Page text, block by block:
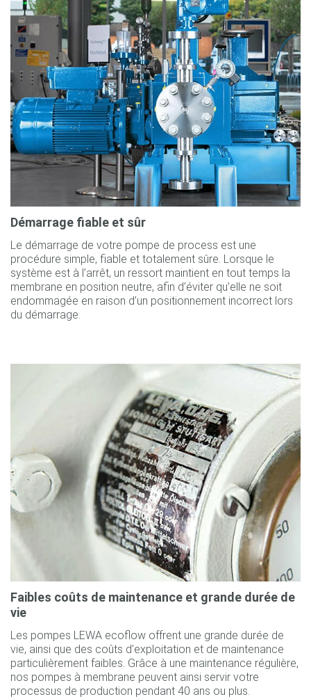
Démarrage fiable et sûr
Le démarrage de votre pompe de process est une
procédure simple, fiable et totalement sûre. Lorsque le
système est à l’arrêt, un ressort maintient en tout temps la
membrane en position neutre, afin d’éviter qu’elle ne soit
endommagée en raison d’un positionnement incorrect lors
du démarrage.
Faibles coûts de maintenance et grande durée de
vie
Les pompes LEWA ecoflow offrent une grande durée de
vie, ainsi que des coûts d’exploitation et de maintenance
particulièrement faibles. Grâce à une maintenance régulière,
nos pompes à membrane peuvent ainsi servir votre
processus de production pendant 40 ans ou plus.